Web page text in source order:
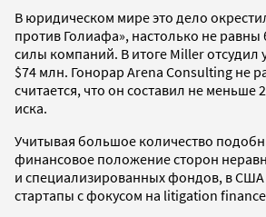
В юридическом мире это дело
против Голиафа», настолько не
силы компаний. В итоге Miller отсудил
$74 млн. Гонорар Arena Consulting не
считается, что он составил не меньше
иска.
Учитывая большое количество
финансовое положение сторон
и специализированных фондов, в США
стартапы с фокусом на litigation